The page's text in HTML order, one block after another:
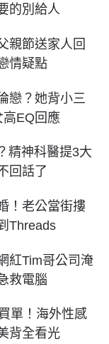
的別給人
親節送家人回
情疑點
戀？她背小三
EQ回應
精神科醫提3大
回話了
！老公當街摟
Threads
紅Tim哥公司淹
救電腦
單！海外性感
背全看光